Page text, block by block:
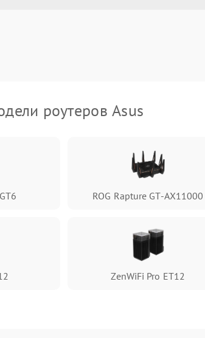
роутеров Asus
ROG Rapture GT-AX11000
ZenWiFi Pro ET12